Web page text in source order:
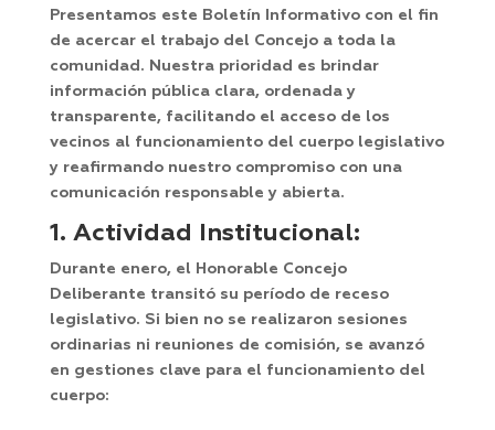
Presentamos este Boletín Informativo con el fin
de acercar el trabajo del Concejo a toda la
comunidad. Nuestra prioridad es brindar
información pública clara, ordenada y
transparente, facilitando el acceso de los
vecinos al funcionamiento del cuerpo legislativo
y reafirmando nuestro compromiso con una
comunicación responsable y abierta.
1. Actividad Institucional:
Durante enero, el Honorable Concejo
Deliberante transitó su período de receso
legislativo. Si bien no se realizaron sesiones
ordinarias ni reuniones de comisión, se avanzó
en gestiones clave para el funcionamiento del
cuerpo: